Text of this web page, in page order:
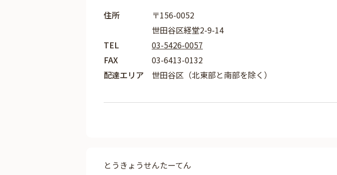
住所
〒156-0052
世田谷区経堂2-9-14
TEL
03-5426-0057
FAX
03-6413-0132
配達エリア
世田谷区（北東部と南部を除く）
とうきょうせんたーてん